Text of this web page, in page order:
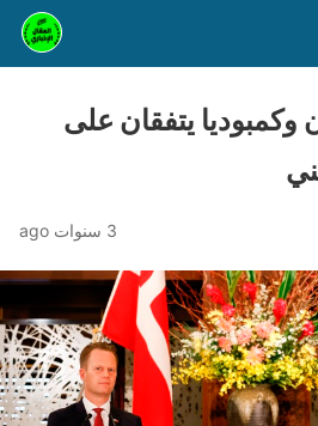
وكمبوديا يتفقان على
3 سنوات ago